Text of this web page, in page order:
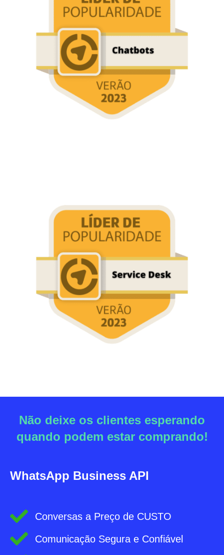
Não deixe os clientes esperando
quando podem estar comprando!
WhatsApp Business API
Conversas a Preço de CUSTO
Comunicação Segura e Confiável